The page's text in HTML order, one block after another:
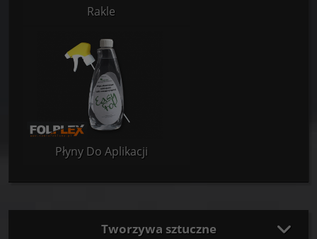
Rakle
Płyny Do Aplikacji
Tworzywa sztuczne